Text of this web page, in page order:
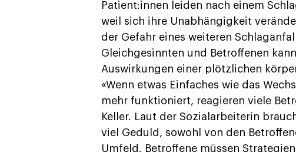
Patient:innen leiden nach einem
weil sich ihre Unabhängigkeit
der Gefahr eines weiteren
Gleichgesinnten und Betroffenen
Auswirkungen einer plötzlichen
«Wenn etwas Einfaches wie das
mehr funktioniert, reagieren viele
Keller. Laut der Sozialarbeiterin
viel Geduld, sowohl von den
Umfeld. Betroffene müssen